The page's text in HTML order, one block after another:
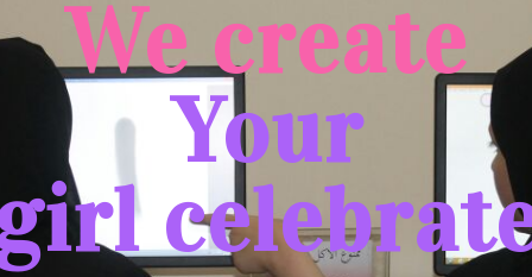
We create
Your